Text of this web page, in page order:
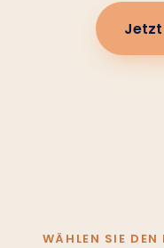
Jetzt
WÄHLEN SIE DEN